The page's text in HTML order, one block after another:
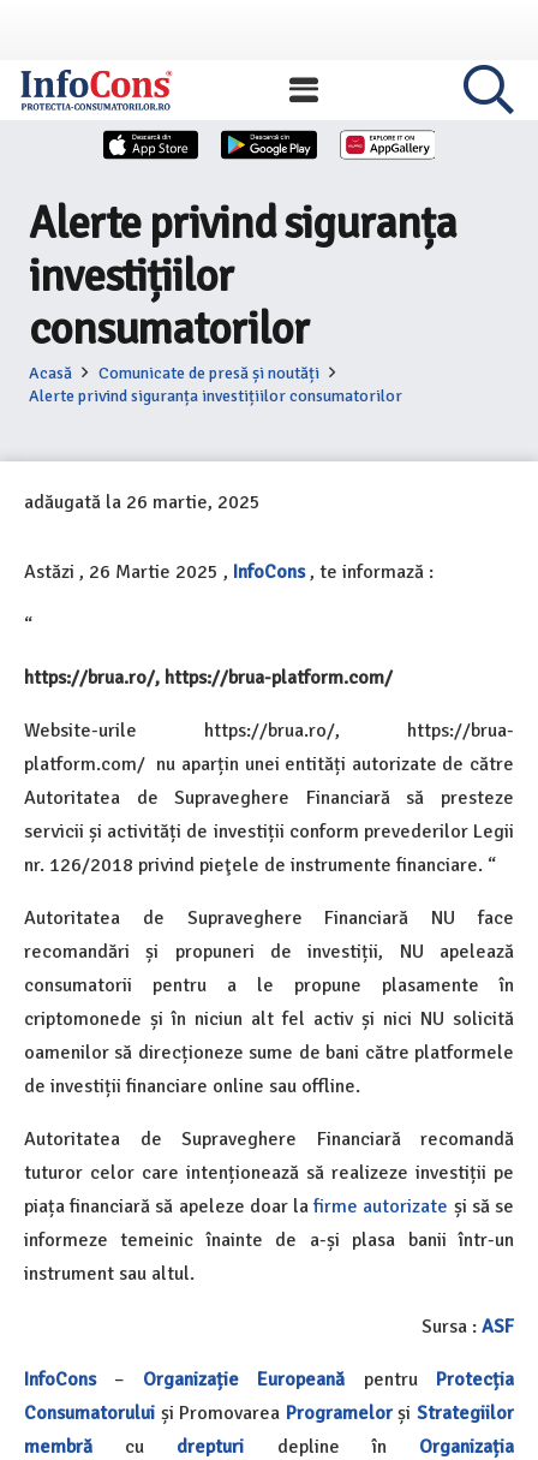
Alerte privind siguranța
investițiilor
consumatorilor
Acasă
Comunicate de presă și noutăți
Alerte privind siguranța investițiilor consumatorilor
adăugată la 26 martie, 2025
Astăzi , 26 Martie 2025 , InfoCons, te informază :
“
https://brua.ro/, https://brua-platform.com/
Website-urile https://brua.ro/, https://brua-
platform.com/ nu aparțin unei entități autorizate de către
Autoritatea de Supraveghere Financiară să presteze
servicii și activități de investiții conform prevederilor Legii
nr. 126/2018 privind pieţele de instrumente financiare. “
Autoritatea de Supraveghere Financiară NU face
recomandări și propuneri de investiții, NU apelează
consumatorii pentru a le propune plasamente în
criptomonede și în niciun alt fel activ și nici NU solicită
oamenilor să direcționeze sume de bani către platformele
de investiții financiare online sau offline.
Autoritatea de Supraveghere Financiară recomandă
tuturor celor care intenționează să realizeze investiții pe
piața financiară să apeleze doar lafirme autorizate și să se
informeze temeinic înainte de a-și plasa banii într-un
instrument sau altul.
Sursa : ASF
InfoCons– Organizație Europeană pentru Protecția
Consumatorului și Promovarea Programelor șiStrategiilor
membră cu drepturi depline în Organizația